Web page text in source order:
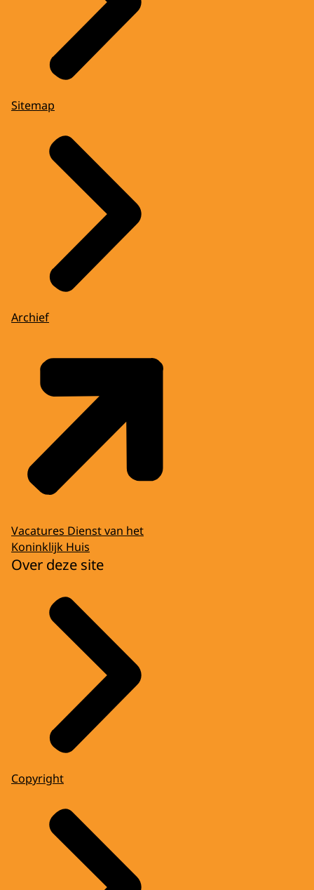
Sitemap
Archief
Vacatures Dienst van het
Koninklijk Huis
Over deze site
Copyright